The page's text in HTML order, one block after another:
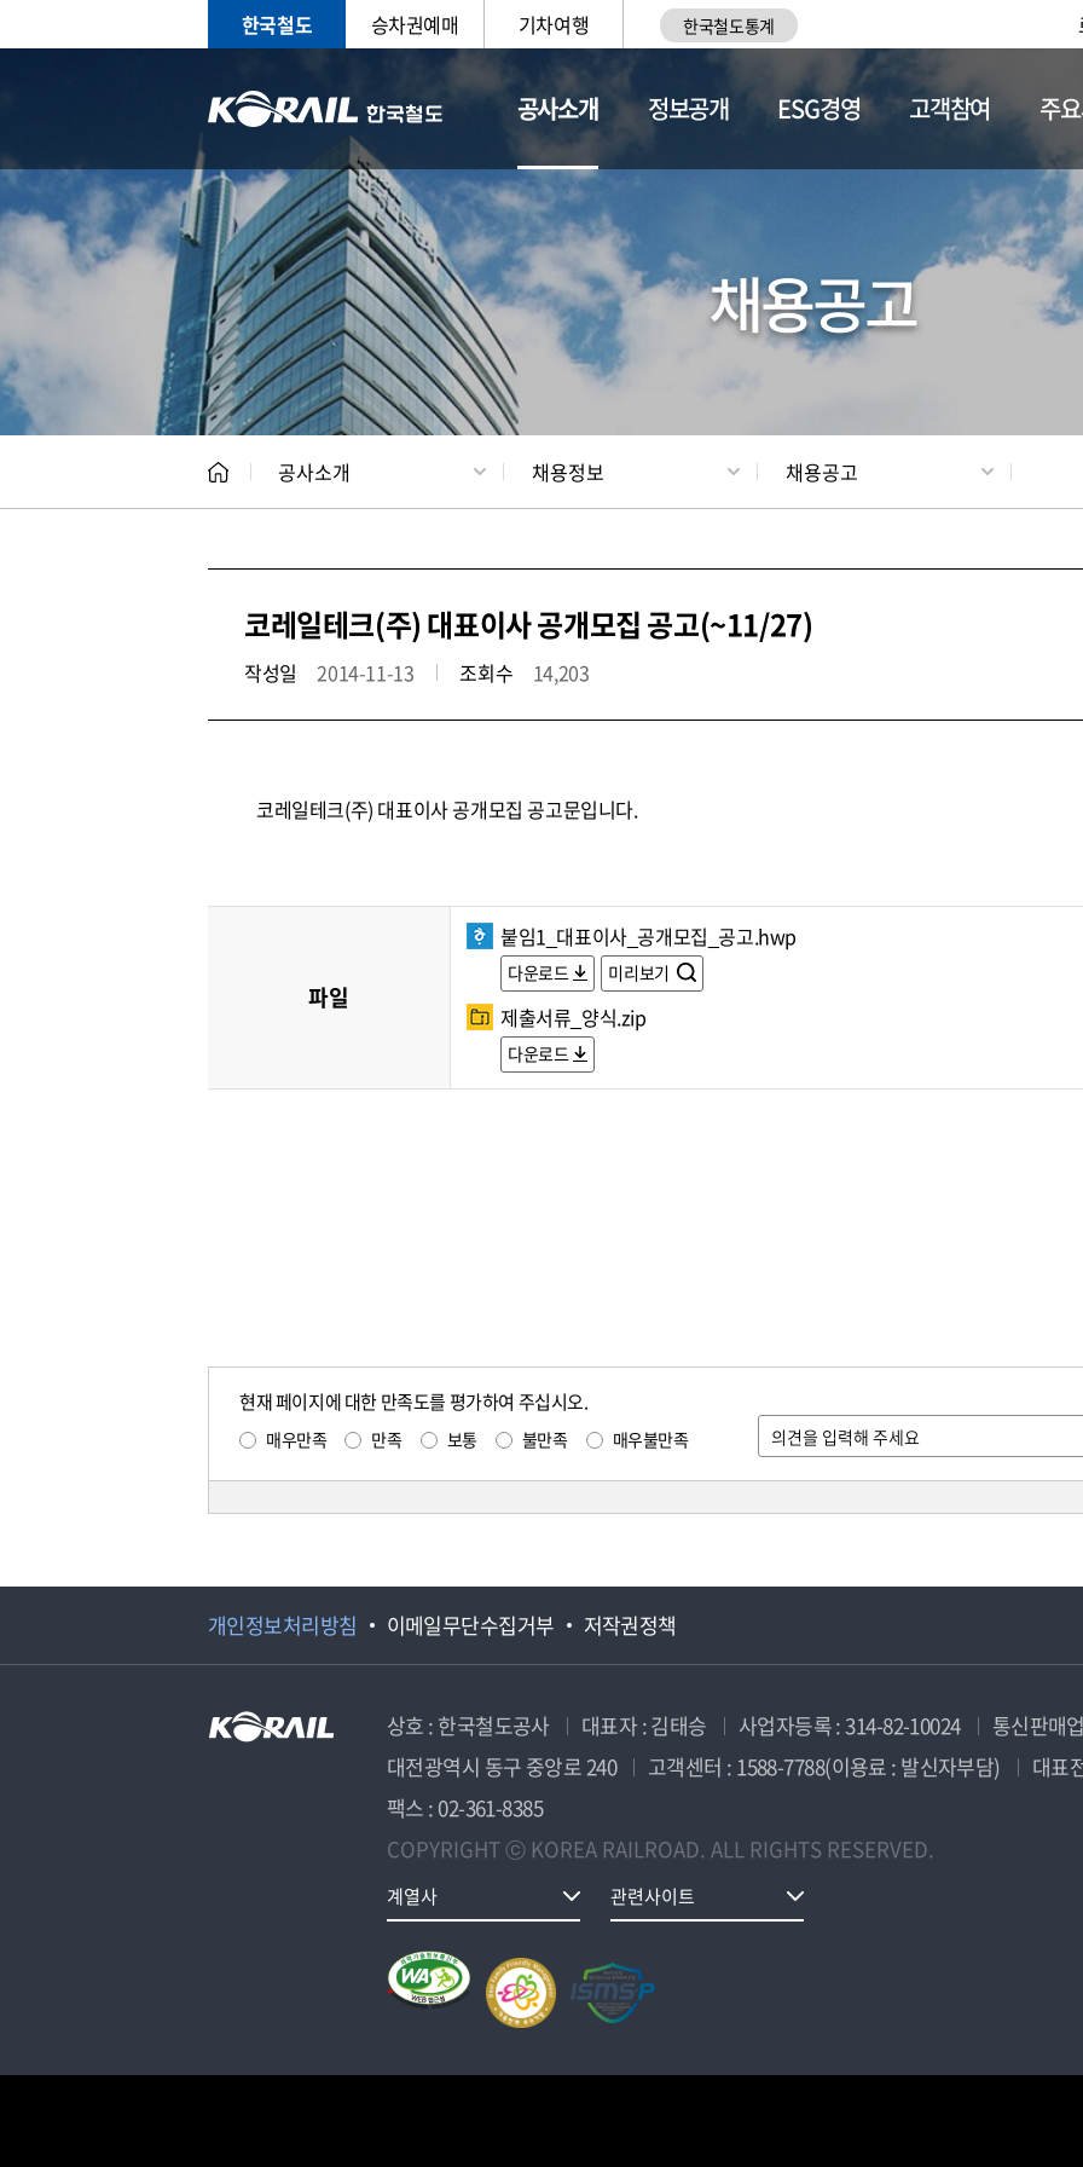
한국철도 승차권예매 기차여행 한국철도통계
공사소개
CEO 일반현황 채용정보
정보공개 ESG경영 고객참여 주
채용공고
공사소개 채용정보 채용공고
코레일테크(주) 대표이사 공개모집 공고(~11/27)
작성일 2014-11-13 조회수 14,203
코레일테크(주) 대표이사 공개모집 공고문입니다.
파일
붙임1_대표이사_공개모집_공고.hwp
다운로드 미리보기
제출서류_양식.zip
다운로드
현재 페이지에 대한 만족도를 평가하여 주십시오.
매우만족 만족 보통 불만족 매우불만족
개인정보처리방침 이메일무단수집거부 저작권정책
상호 : 한국철도공사 대표자 : 김태승 사업자등록 : 314-82-10024
통신판매
대전광역시 동구 중앙로 240
고객센터 : 1588-7788(이용료 : 발신자부담)
대표
팩스 : 02-361-8385
COPYRIGHT ⓒ KOREA RAILROAD. ALL RIGHTS RESERVED.
계열사 관련사이트